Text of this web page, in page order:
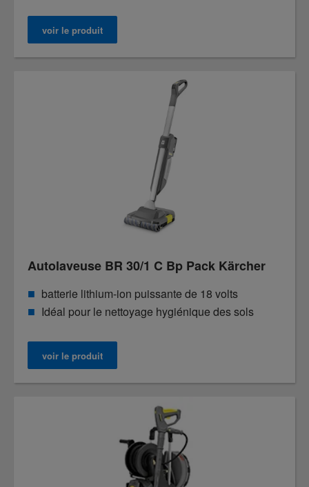
voir le produit
Autolaveuse BR 30/1 C Bp Pack Kärcher
batterie lithium-ion puissante de 18 volts
Idéal pour le nettoyage hygiénique des sols
voir le produit